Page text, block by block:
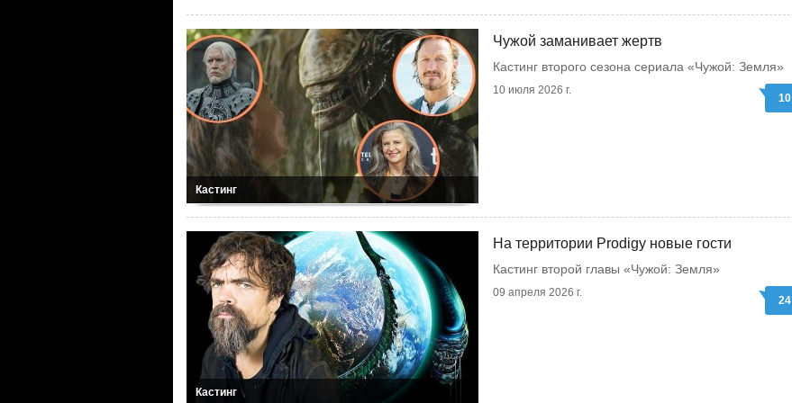
Кастинг
Чужой заманивает жертв
Кастинг второго сезона сериала «Чужой: Земля»
10 июля 2026 г.
10
Кастинг
На территории Prodigy новые гости
Кастинг второй главы «Чужой: Земля»
09 апреля 2026 г.
24